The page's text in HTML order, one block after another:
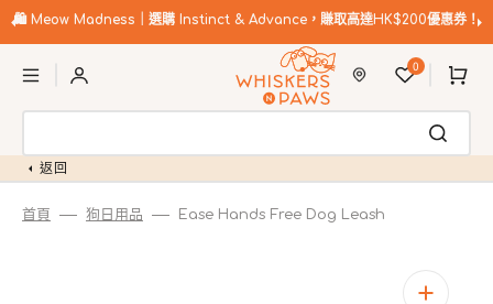
至
容
🛍️ Meow Madness｜選購 Instinct & Advance，賺取高達HK$200優惠券！
0
購
物
返回
首頁 狗日用品 Ease Hands Free Dog Leash